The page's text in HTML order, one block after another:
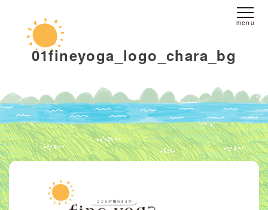
ホーム
fine yogaについて
スタジオへのアクセス
レッスンについて
スタジオレッスン
オンラインレッスン
インストラクター
01fineyoga_logo_chara_bg